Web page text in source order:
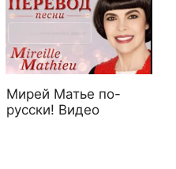
Мирей Матье по-
русски! Видео